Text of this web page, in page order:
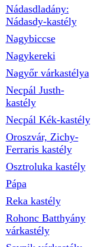
Nádasdladány:
Nádasdy-kastély
Nagybiccse
Nagykereki
Nagyőr várkastélya
Necpál Justh-
kastély
Necpál Kék-kastély
Oroszvár, Zichy-
Ferraris kastély
Osztroluka kastély
Pápa
Reka kastély
Rohonc Batthyány
várkastély